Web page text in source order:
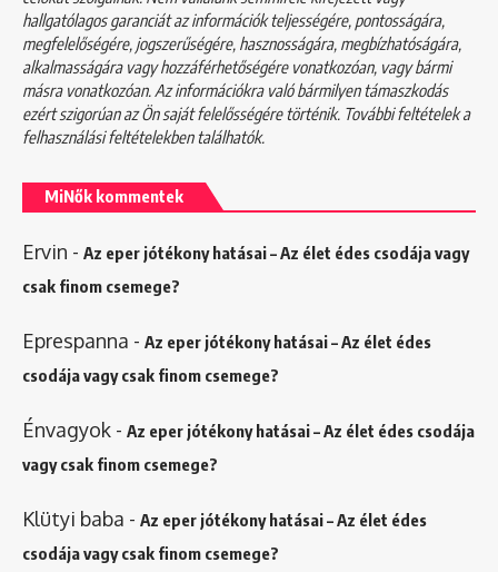
hallgatólagos garanciát az információk teljességére, pontosságára,
megfelelőségére, jogszerűségére, hasznosságára, megbízhatóságára,
alkalmasságára vagy hozzáférhetőségére vonatkozóan, vagy bármi
másra vonatkozóan. Az információkra való bármilyen támaszkodás
ezért szigorúan az Ön saját felelősségére történik. További feltételek a
felhasználási feltételekbentalálhatók.
MiNők kommentek
Ervin - Az eper jótékony hatásai – Az élet édes csodája vagy
csak finom csemege?
Eprespanna - Az eper jótékony hatásai – Az élet édes
csodája vagy csak finom csemege?
Énvagyok - Az eper jótékony hatásai – Az élet édes csodája
vagy csak finom csemege?
Klütyi baba - Az eper jótékony hatásai – Az élet édes
csodája vagy csak finom csemege?